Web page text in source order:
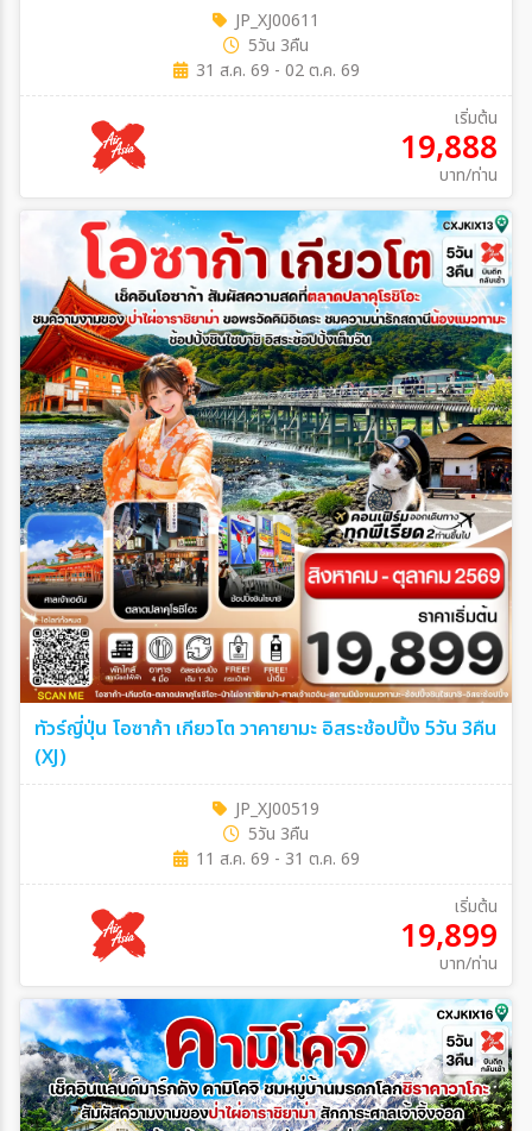
JP_XJ00611
5วัน 3คืน
31 ส.ค. 69 - 02 ต.ค. 69
เริ่มต้น
19,888
บาท/ท่าน
ทัวร์ญี่ปุ่น โอซาก้า เกียวโต วาคายามะ อิสระช้อปปิ้ง 5วัน 3คืน
(XJ)
JP_XJ00519
5วัน 3คืน
11 ส.ค. 69 - 31 ต.ค. 69
เริ่มต้น
19,899
บาท/ท่าน